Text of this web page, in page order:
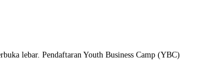
lebar. Pendaftaran Youth Business Camp (YBC)